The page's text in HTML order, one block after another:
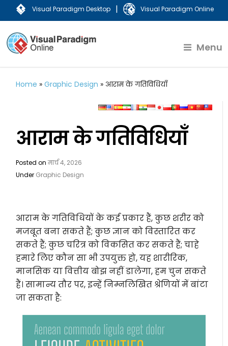
Visual Paradigm Desktop | Visual Paradigm Online
Menu
Home »Graphic Design » आराम के गतिविधियाँ
आराम के गतिविधियाँ
Posted onमार्च 4, 2026
Under Graphic Design
आराम के गतिविधियों के कई प्रकार हैं, कुछ शरीर को
मजबूत बना सकते हैं; कुछ ज्ञान को विस्तारित कर
सकते हैं; कुछ चरित्र को विकसित कर सकते हैं; चाहे
हमारे लिए कौन सा भी उपयुक्त हो, यह शारीरिक,
मानसिक या वित्तीय बोझ नहीं डालेगा, हम चुन सकते
हैं। सामान्य तौर पर, इन्हें निम्नलिखित श्रेणियों में बांटा
जा सकता है: